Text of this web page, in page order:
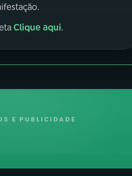
Clique aqui.
E PUBLICIDADE